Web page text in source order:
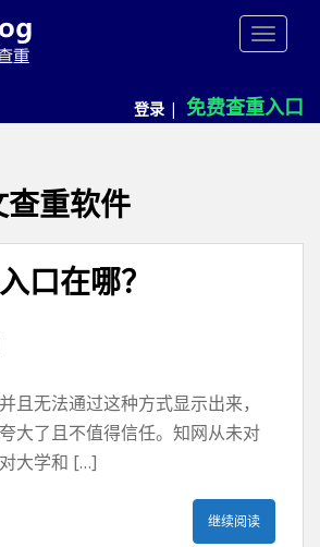
登录 | 免费查重入口
查重软件
口在哪？
且无法通过这种方式显示出来，
大了且不值得信任。知网从未对
大学和 […]
继续阅读